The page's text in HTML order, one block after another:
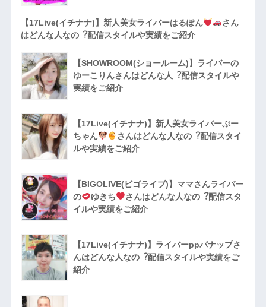
【17Live(イチナナ)】新人美女ライバーはるぽん
さん
はどんな人なの︖配信スタイルや実績をご紹介
【SHOWROOM(ショールーム)】ライバーの
ゆーこりんさんはどんな人︖配信スタイルや
実績をご紹介
【17Live(イチナナ)】新人美女ライバーぷー
ちゃん
さんはどんな人なの︖配信スタイ
ルや実績をご紹介
【BIGOLIVE(ビゴライブ)】ママさんライバー
の
ゆきち
さんはどんな人なの︖配信スタ
イルや実績をご紹介
【17Live(イチナナ)】ライバーppパナップさ
んはどんな人なの︖配信スタイルや実績をご
紹介